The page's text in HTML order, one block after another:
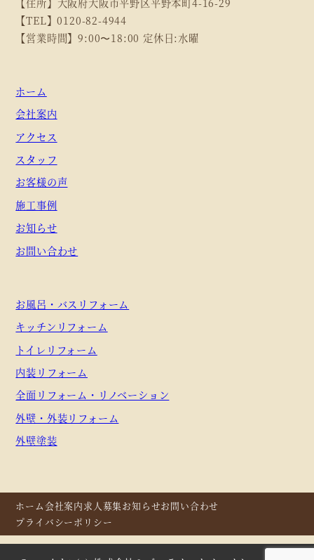
【TEL】0120-82-4944
【営業時間】9:00〜18:00 定休日:水曜
ホーム
会社案内
アクセス
スタッフ
お客様の声
施工事例
お知らせ
お問い合わせ
お風呂・バスリフォーム
キッチンリフォーム
トイレリフォーム
内装リフォーム
全面リフォーム・リノベーション
外壁・外装リフォーム
外壁塗装
ホーム会社案内求人募集お知らせお問い合わせ
プライバシーポリシー